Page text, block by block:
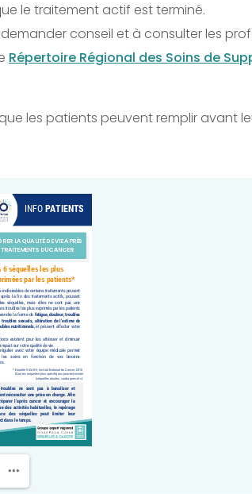
le traitement actif est terminé.
conseil et à consulter les
Répertoire Régional des Soins de
les patients peuvent remplir avant